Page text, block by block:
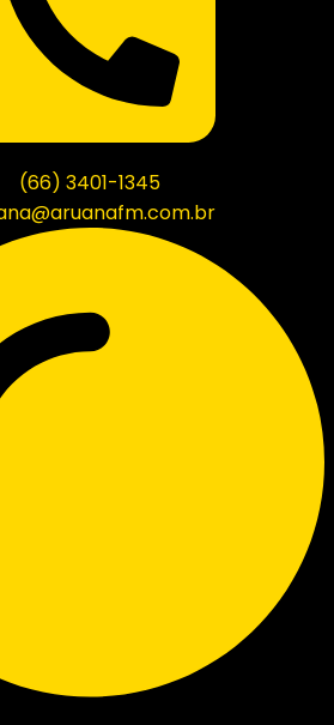
(66) 3401-1345